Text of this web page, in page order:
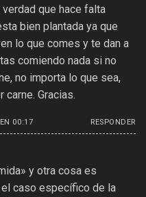
que hace falta
bien plantada ya que
lo que comes y te dan a
comiendo nada si no
no importa lo que sea,
carne. Gracias.
00:17 RESPONDER
y otra cosa es
caso específico de la